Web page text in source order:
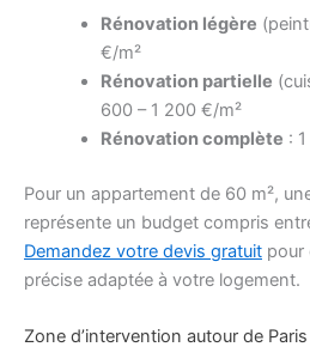
Rénovation légère
€/m²
Rénovation partielle
600 – 1 200 €/m²
Rénovation complète :
Pour un appartement de 60 m²,
représente un budget compris
Demandez votre devis gratuit pour
précise adaptée à votre logement.
Zone d’intervention autour de